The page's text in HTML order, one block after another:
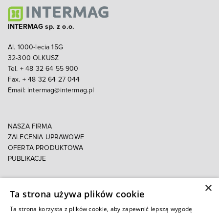
INTERMAG sp. z o.o.
Al. 1000-lecia 15G
32-300 OLKUSZ
Tel. + 48 32 64 55 900
Fax. + 48 32 64 27 044
Email: intermag@intermag.pl
NASZA FIRMA
ZALECENIA UPRAWOWE
OFERTA PRODUKTOWA
PUBLIKACJE
POLITYKA COOKIES
E-FAKTURA
×
Ta strona używa plików cookie
Ta strona korzysta z plików cookie, aby zapewnić lepszą wygodę